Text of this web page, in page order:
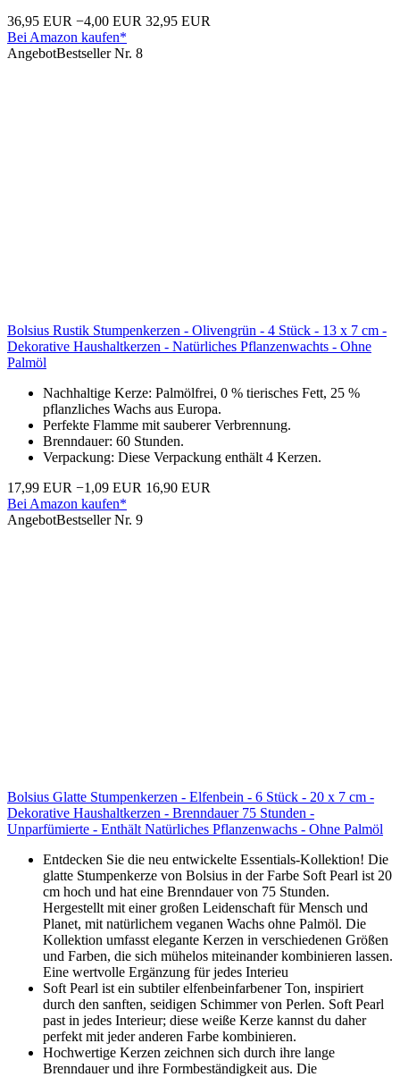
36,95 EUR −4,00 EUR 32,95 EUR
Bei Amazon kaufen*
AngebotBestseller Nr. 8
Bolsius Rustik Stumpenkerzen - Olivengrün - 4 Stück - 13 x 7 cm -
Dekorative Haushaltkerzen - Natürliches Pflanzenwachts - Ohne
Palmöl
Nachhaltige Kerze: Palmölfrei, 0 % tierisches Fett, 25 %
pflanzliches Wachs aus Europa.
Perfekte Flamme mit sauberer Verbrennung.
Brenndauer: 60 Stunden.
Verpackung: Diese Verpackung enthält 4 Kerzen.
17,99 EUR −1,09 EUR 16,90 EUR
Bei Amazon kaufen*
AngebotBestseller Nr. 9
Bolsius Glatte Stumpenkerzen - Elfenbein - 6 Stück - 20 x 7 cm -
Dekorative Haushaltkerzen - Brenndauer 75 Stunden -
Unparfümierte - Enthält Natürliches Pflanzenwachs - Ohne Palmöl
Entdecken Sie die neu entwickelte Essentials-Kollektion! Die
glatte Stumpenkerze von Bolsius in der Farbe Soft Pearl ist 20
cm hoch und hat eine Brenndauer von 75 Stunden.
Hergestellt mit einer großen Leidenschaft für Mensch und
Planet, mit natürlichem veganen Wachs ohne Palmöl. Die
Kollektion umfasst elegante Kerzen in verschiedenen Größen
und Farben, die sich mühelos miteinander kombinieren lassen.
Eine wertvolle Ergänzung für jedes Interieu
Soft Pearl ist ein subtiler elfenbeinfarbener Ton, inspiriert
durch den sanften, seidigen Schimmer von Perlen. Soft Pearl
past in jedes Interieur; diese weiße Kerze kannst du daher
perfekt mit jeder anderen Farbe kombinieren.
Hochwertige Kerzen zeichnen sich durch ihre lange
Brenndauer und ihre Formbeständigkeit aus. Die